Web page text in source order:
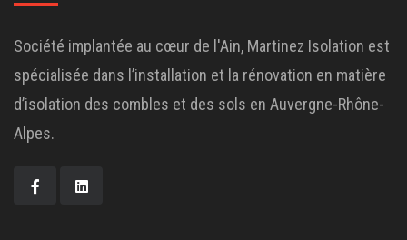
Société implantée au cœur de l'Ain, Martinez Isolation est
spécialisée dans l’installation et la rénovation en matière
d’isolation des combles et des sols en Auvergne-Rhône-
Alpes.